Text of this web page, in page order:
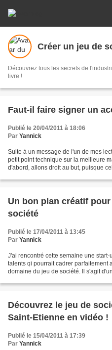
Créer un jeu de
Découvrez tous les secrets de
livre !
Faut-il faire signer un
Publié le 20/04/2011 à 18:06
Par Yannick
Suite à un message de l'un de mes
petit point technique sur la meilleure
d'abord, allons droit au but, puisque
Un bon plan créatif
société
Publié le 17/04/2011 à 13:45
Par Yannick
J'ai rencontré cette semaine une
talents qi pourrait cadrer parfaitement
domaine du jeu de société. Il s'agit
Découvrez le jeu de
Saint-Etienne en vidéo !
Publié le 15/04/2011 à 17:39
Par Yannick